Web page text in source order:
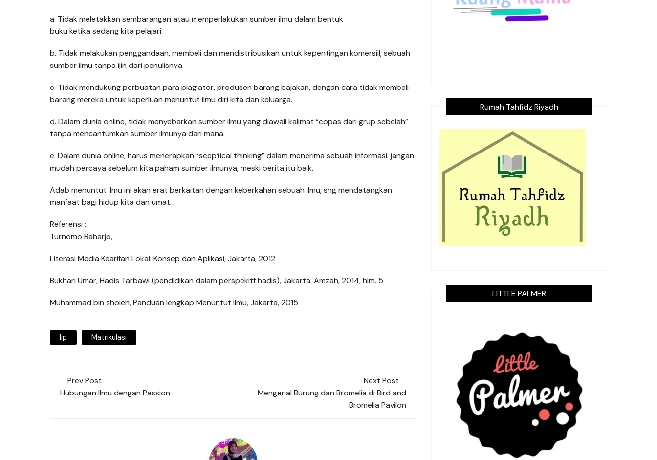
a. Tidak meletakkan sembarangan atau memperlakukan sumber ilmu dalam bentuk
buku ketika sedang kita pelajari.
b. Tidak melakukan penggandaan, membeli dan mendistribusikan untuk kepentingan komersiil, sebuah
sumber ilmu tanpa ijin dari penulisnya.
c. Tidak mendukung perbuatan para plagiator, produsen barang bajakan, dengan cara tidak membeli
barang mereka untuk keperluan menuntut ilmu diri kita dan keluarga.
d. Dalam dunia online, tidak menyebarkan sumber ilmu yang diawali kalimat “copas dari grup sebelah”
tanpa mencantumkan sumber ilmunya dari mana.
e. Dalam dunia online, harus menerapkan “sceptical thinking” dalam menerima sebuah informasi. jangan
mudah percaya sebelum kita paham sumber ilmunya, meski berita itu baik.
Adab menuntut ilmu ini akan erat berkaitan dengan keberkahan sebuah ilmu, shg mendatangkan
manfaat bagi hidup kita dan umat.
Referensi :
Turnomo Raharjo,
Literasi Media Kearifan Lokal: Konsep dan Aplikasi, Jakarta, 2012.
Bukhari Umar, Hadis Tarbawi (pendidikan dalam perspekitf hadis), Jakarta: Amzah, 2014, hlm. 5
Muhammad bin sholeh, Panduan lengkap Menuntut Ilmu, Jakarta, 2015
Iip Matrikulasi
Post
navigation
Prev Post
Hubungan Ilmu dengan Passion
Next Post
Mengenal Burung dan Bromelia di Bird and
Bromelia Pavilon
Rumah Tahfidz Riyadh
LITTLE PALMER